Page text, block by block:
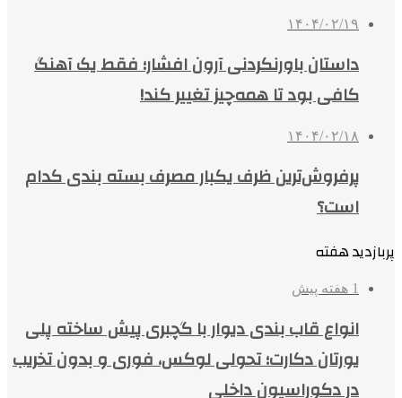
۱۴۰۴/۰۲/۱۹
داستان باورنکردنی آرون افشار؛ فقط یک آهنگ
کافی بود تا همه‌چیز تغییر کند!
۱۴۰۴/۰۲/۱۸
پرفروش‌ترین ظرف یکبار مصرف بسته بندی کدام
است؟
پربازدید هفته
1 هفته پیش
انواع قاب بندی دیوار با گچبری پیش ساخته پلی
یورتان دکارت؛ تحولی لوکس، فوری و بدون تخریب
در دکوراسیون داخلی